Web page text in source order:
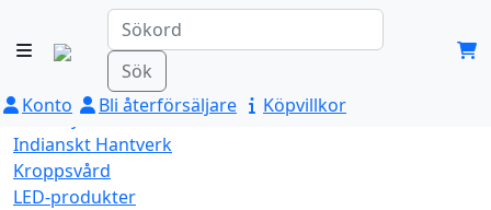
Sök
Konto
Bli återförsäljare Köpvillkor
Aromafume
Blandat
Dofter och rökelse
Feng Shui
Himalaya Saltkristall
Indianskt Hantverk
Kroppsvård
LED-produkter